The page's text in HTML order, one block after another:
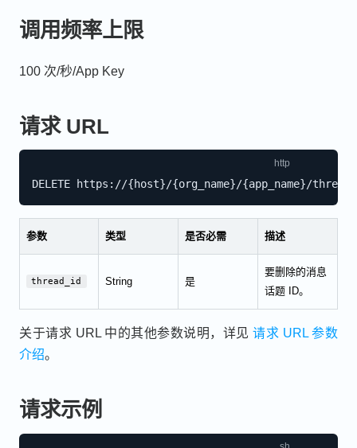
调用频率上限
100 次/秒/App Key
请求 URL
参数 类型 是否必需 描述
thread_id String 是
要删除的消息
话题 ID。
关于请求 URL 中的其他参数说明，详见请求 URL 参数
介绍。
请求示例